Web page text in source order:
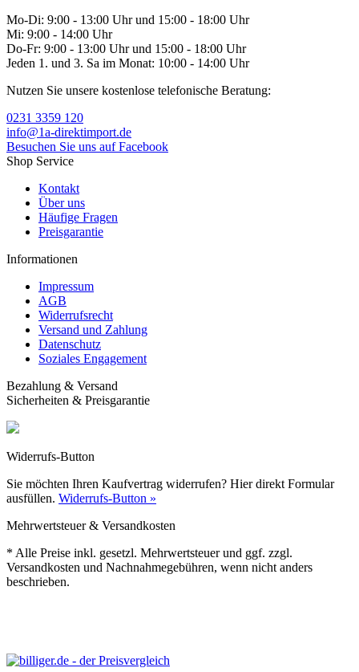
Mo-Di: 9:00 - 13:00 Uhr und 15:00 - 18:00 Uhr
Mi: 9:00 - 14:00 Uhr
Do-Fr: 9:00 - 13:00 Uhr und 15:00 - 18:00 Uhr
Jeden 1. und 3. Sa im Monat: 10:00 - 14:00 Uhr
Nutzen Sie unsere kostenlose telefonische Beratung:
0231 3359 120
info@1a-direktimport.de
Besuchen Sie uns auf Facebook
Shop Service
Kontakt
Über uns
Häufige Fragen
Preisgarantie
Informationen
Impressum
AGB
Widerrufsrecht
Versand und Zahlung
Datenschutz
Soziales Engagement
Bezahlung & Versand
Sicherheiten & Preisgarantie
Widerrufs-Button
Sie möchten Ihren Kaufvertrag widerrufen? Hier direkt Formular
ausfüllen. Widerrufs-Button »
Mehrwertsteuer & Versandkosten
* Alle Preise inkl. gesetzl. Mehrwertsteuer und ggf. zzgl.
Versandkosten und Nachnahmegebühren, wenn nicht anders
beschrieben.